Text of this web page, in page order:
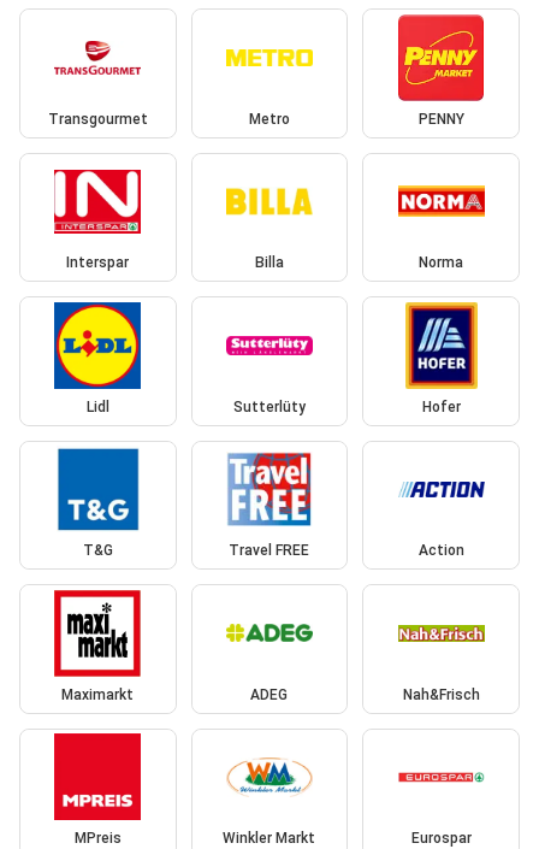
Transgourmet Metro PENNY
Interspar Billa Norma
Lidl Sutterlüty Hofer
T&G Travel FREE Action
Maximarkt ADEG Nah&Frisch
MPreis Winkler Markt Eurospar